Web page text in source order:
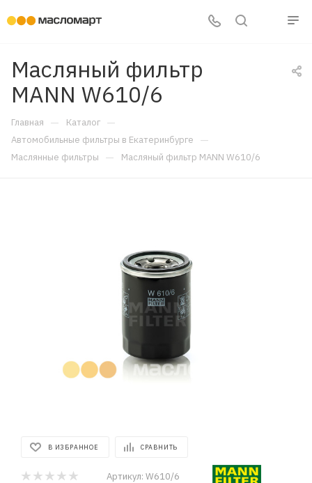
Масляный фильтр
MANN W610/6
Главная — Каталог —
Автомобильные фильтры в Екатеринбурге —
Маслянные фильтры — Масляный фильтр MANN W610/6
В ИЗБРАННОЕ СРАВНИТЬ
Артикул: W610/6